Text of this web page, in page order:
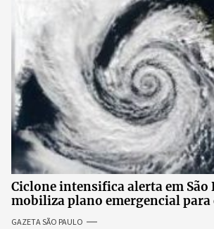
Ciclone intensifica alerta em São
mobiliza plano emergencial
impactos no fornecimento de
GAZETA SÃO PAULO